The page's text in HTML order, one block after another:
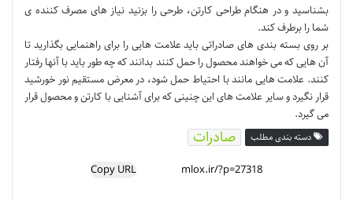
بشناسید و در هنگام طراحی کارتن، طرحی را بزنید نیاز های مصرف کننده ی
شما را برطرف کند.
بر روی بسته بندی های صادراتی باید علامت هایی را برای راهنمایی بگذارید تا
آن هایی که می خواهند محصول را حمل کنند بدانند که چه طور باید با آنها رفتار
کنند. علامت هایی مانند با احتیاط حمل شود، در معرض مستقیم نور خورشید
قرار نگیرد و سایر علامت های این چنینی که برای آشنایی با کارتن و محصول قرار
می گیرد.
دسته بندی مطلب صادرات
Copy URL